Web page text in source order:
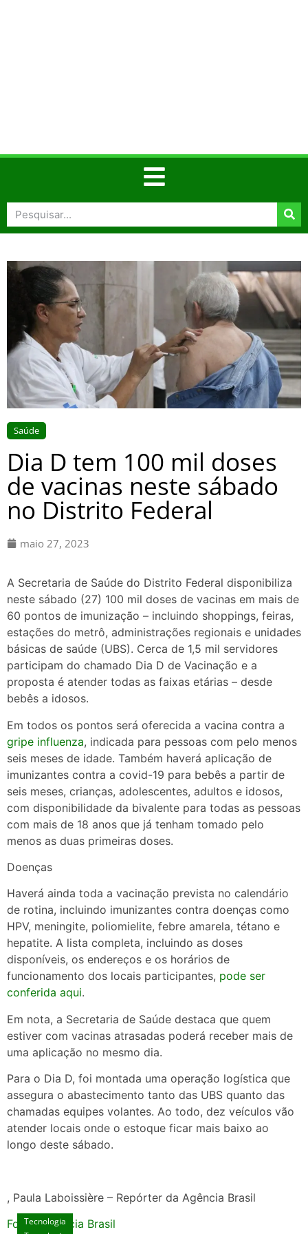
Saúde
Dia D tem 100 mil doses
de vacinas neste sábado
no Distrito Federal
maio 27, 2023
A Secretaria de Saúde do Distrito Federal disponibiliza
neste sábado (27) 100 mil doses de vacinas em mais de
60 pontos de imunização – incluindo shoppings, feiras,
estações do metrô, administrações regionais e unidades
básicas de saúde (UBS). Cerca de 1,5 mil servidores
participam do chamado Dia D de Vacinação e a
proposta é atender todas as faixas etárias – desde
bebês a idosos.
Em todos os pontos será oferecida a vacina contra a
gripe influenza, indicada para pessoas com pelo menos
seis meses de idade. Também haverá aplicação de
imunizantes contra a covid-19 para bebês a partir de
seis meses, crianças, adolescentes, adultos e idosos,
com disponibilidade da bivalente para todas as pessoas
com mais de 18 anos que já tenham tomado pelo
menos as duas primeiras doses.
Doenças
Haverá ainda toda a vacinação prevista no calendário
de rotina, incluindo imunizantes contra doenças como
HPV, meningite, poliomielite, febre amarela, tétano e
hepatite. A lista completa, incluindo as doses
disponíveis, os endereços e os horários de
funcionamento dos locais participantes, pode ser
conferida aqui.
Em nota, a Secretaria de Saúde destaca que quem
estiver com vacinas atrasadas poderá receber mais de
uma aplicação no mesmo dia.
Para o Dia D, foi montada uma operação logística que
assegura o abastecimento tanto das UBS quanto das
chamadas equipes volantes. Ao todo, dez veículos vão
atender locais onde o estoque ficar mais baixo ao
longo deste sábado.
, Paula Laboissière – Repórter da Agência Brasil
Fonte: Agencia Brasil
Tecnologia